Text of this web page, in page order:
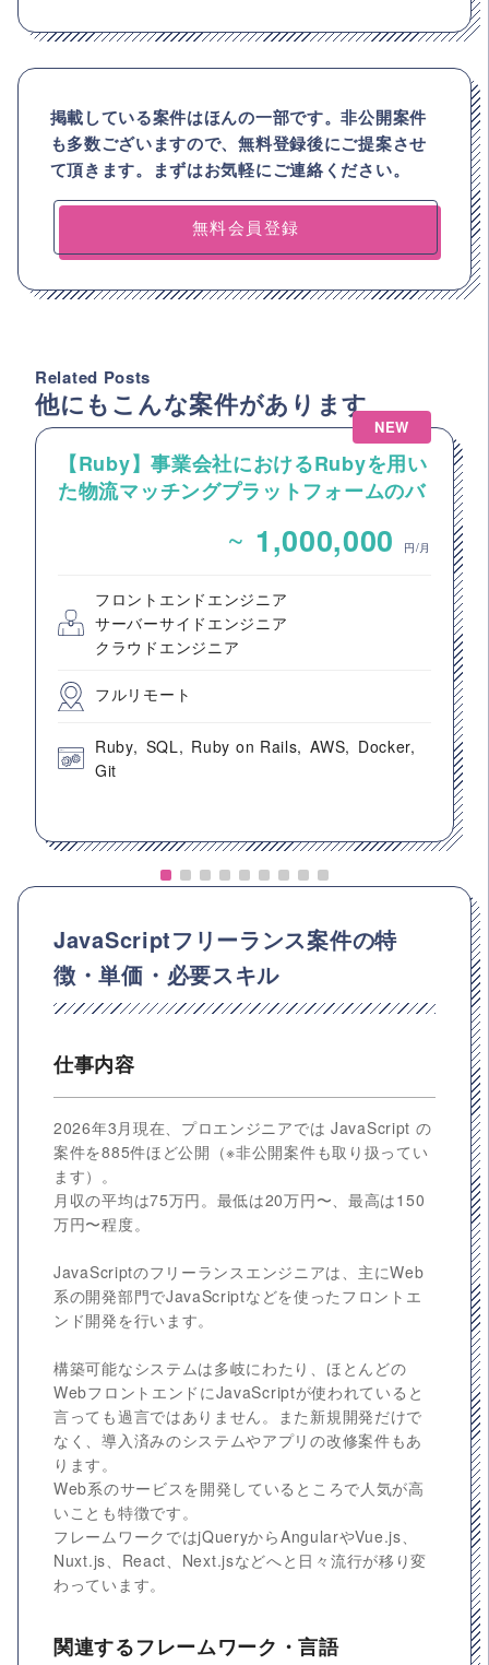
掲載している案件はほんの一部です。非公開案件
も多数ございますので、無料登録後にご提案させ
て頂きます。まずはお気軽にご連絡ください。
無料会員登録
Related Posts
他にもこんな案件があります
NEW
【Ruby】事業会社におけるRubyを用い
た物流マッチングプラットフォームのバ
~ 1,000,000 円/月
フロントエンドエンジニア
サーバーサイドエンジニア
クラウドエンジニア
フルリモート
Ruby SQL Ruby on Rails AWS
Docker
Git
JavaScriptフリーランス案件の特
徴・単価・必要スキル
仕事内容
2026年3月現在、プロエンジニアでは JavaScript の
案件を885件ほど公開（※非公開案件も取り扱ってい
ます）。
月収の平均は75万円。最低は20万円〜、最高は150
万円〜程度。
JavaScriptのフリーランスエンジニアは、主にWeb
系の開発部門でJavaScriptなどを使ったフロントエ
ンド開発を行います。
構築可能なシステムは多岐にわたり、ほとんどの
WebフロントエンドにJavaScriptが使われていると
言っても過言ではありません。また新規開発だけで
なく、導入済みのシステムやアプリの改修案件もあ
ります。
Web系のサービスを開発しているところで人気が高
いことも特徴です。
フレームワークではjQueryからAngularやVue.js、
Nuxt.js、React、Next.jsなどへと日々流行が移り変
わっています。
関連するフレームワーク・言語